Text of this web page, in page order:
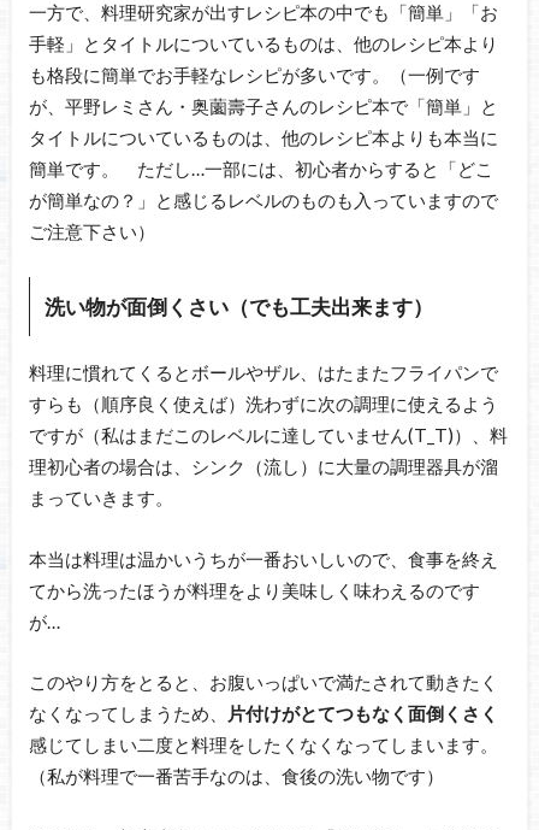
一方で、料理研究家が出すレシピ本の中でも「簡単」「お
手軽」とタイトルについているものは、他のレシピ本より
も格段に簡単でお手軽なレシピが多いです。（一例です
が、平野レミさん・奥薗壽子さんのレシピ本で「簡単」と
タイトルについているものは、他のレシピ本よりも本当に
簡単です。 ただし…一部には、初心者からすると「どこ
が簡単なの？」と感じるレベルのものも入っていますので
ご注意下さい）
洗い物が面倒くさい（でも工夫出来ます）
料理に慣れてくるとボールやザル、はたまたフライパンで
すらも（順序良く使えば）洗わずに次の調理に使えるよう
ですが（私はまだこのレベルに達していません(T_T)）、料
理初心者の場合は、シンク（流し）に大量の調理器具が溜
まっていきます。
本当は料理は温かいうちが一番おいしいので、食事を終え
てから洗ったほうが料理をより美味しく味わえるのです
が…
このやり方をとると、お腹いっぱいで満たされて動きたく
なくなってしまうため、
片付けがとてつもなく面倒くさく
感じてしまい二度と料理をしたくなくなってしまいます。
（私が料理で一番苦手なのは、食後の洗い物です）